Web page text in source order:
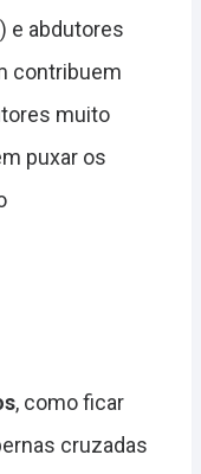
e abdutores
contribuem
muito
puxar os
, como ficar
cruzadas